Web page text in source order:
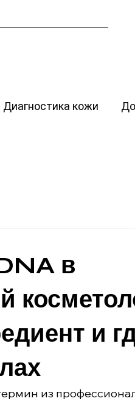
Диагностика кожи
в
и
из